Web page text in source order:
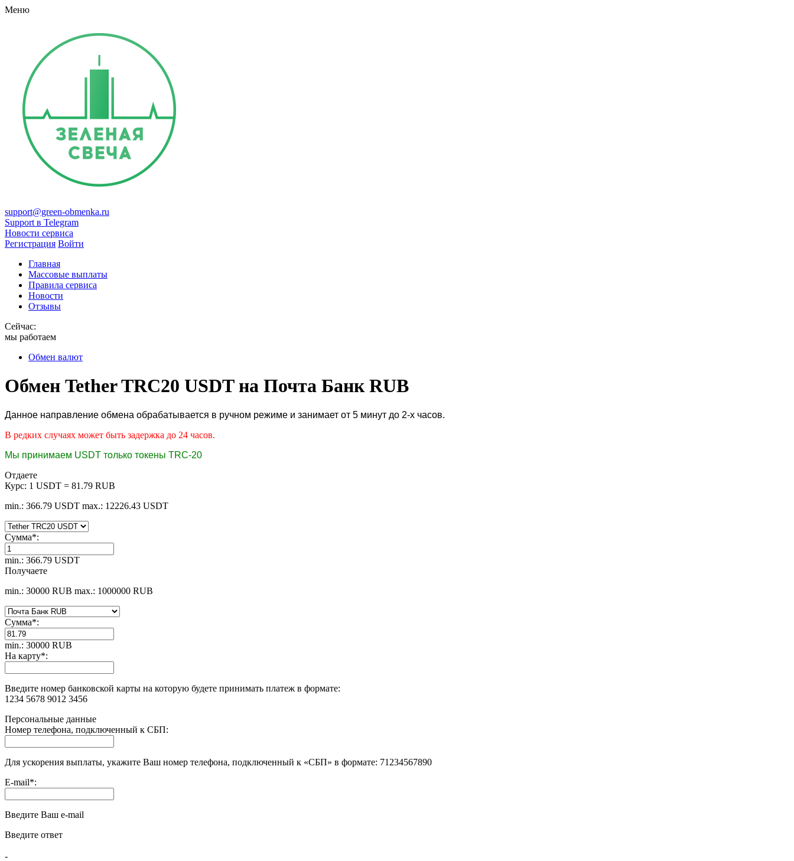
Меню
support@green-obmenka.ru
Support в Telegram
Новости сервиса
Регистрация Войти
Главная
Массовые выплаты
Правила сервиса
Новости
Отзывы
Сейчас:
мы работаем
Обмен валют
Обмен Tether TRC20 USDT на Почта Банк RUB
Данное направление обмена обрабатывается в ручном режиме и занимает от 5 минут до 2-х часов.
В редких случаях может быть задержка до 24 часов.
Мы принимаем USDT только токены TRC-20
Отдаете
Курс: 1 USDT = 81.79 RUB
min.: 366.79 USDT max.: 12226.43 USDT
Сумма*:
min.: 366.79 USDT
Получаете
min.: 30000 RUB max.: 1000000 RUB
Сумма*:
min.: 30000 RUB
На карту*:
Введите номер банковской карты на которую будете принимать платеж в формате:
1234 5678 9012 3456
Персональные данные
Номер телефона, подключенный к СБП:
Для ускорения выплаты, укажите Ваш номер телефона, подключенный к «СБП» в формате: 71234567890
E-mail*:
Введите Ваш e-mail
Введите ответ
-